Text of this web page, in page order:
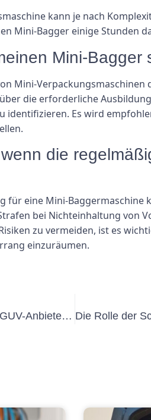
kann je nach
Mini-Bagger einige Stunden
Mini-Bagger
Mini-
die erforderliche
identifizieren. Es wird
die
eine Mini-Baggermaschine
bei Nichteinhaltung von
zu vermeiden, ist es
einzuräumen.
Wichtige Überlegungen bei der Auswahl eines DGUV-Anbieters für elektrische Prüfungen